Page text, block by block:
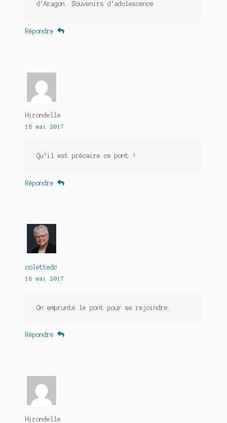
d’Aragon. Souvenirs d’adolescence
Répondre
Hirondelle
18 mai 2017
Qu’il est précaire ce pont !
Répondre
colettedc
18 mai 2017
On emprunte le pont pour se rejoindre.
Répondre
Hirondelle